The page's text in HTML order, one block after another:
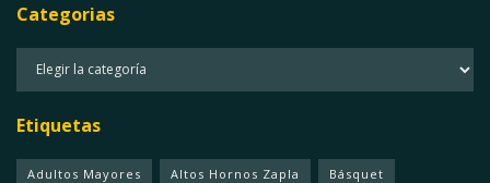
Categorias
Etiquetas
Adultos Mayores Altos Hornos Zapla Básquet